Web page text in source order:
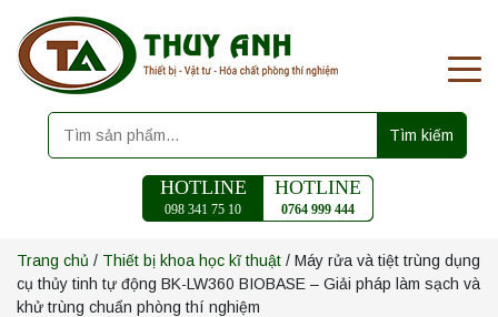
Tìm kiếm
HOTLINE
098 341 75 10
HOTLINE
0764 999 444
Trang chủ / Thiết bị khoa học kĩ thuật / Máy rửa và tiệt trùng dụng
cụ thủy tinh tự động BK-LW360 BIOBASE – Giải pháp làm sạch và
khử trùng chuẩn phòng thí nghiệm